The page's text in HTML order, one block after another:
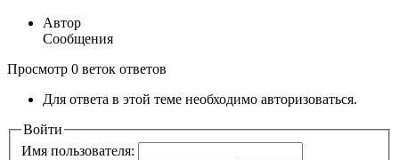
Автор
Сообщения
Просмотр 0 веток ответов
Для ответа в этой теме необходимо авторизоваться.
Войти
Имя пользователя: